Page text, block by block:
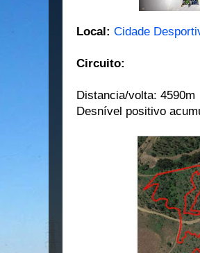
Local: Cidade
Circuito:
Distancia/volta: 4590m
Desnível positivo